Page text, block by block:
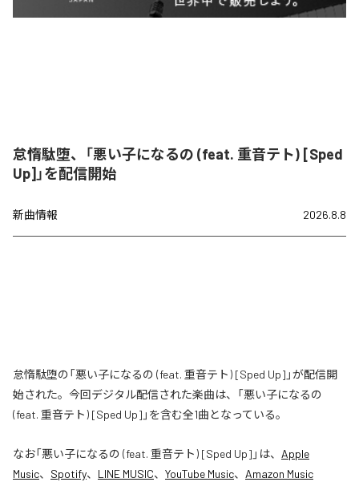
怠惰駄堕、「悪い子になるの (feat. 重音テト) [Sped
Up]」を配信開始
新曲情報 2026.8.8
怠惰駄堕の「悪い子になるの (feat. 重音テト) [Sped Up]」が配信開
始された。今回デジタル配信された楽曲は、「悪い子になるの
(feat. 重音テト) [Sped Up]」を含む全1曲となっている。
なお「悪い子になるの (feat. 重音テト) [Sped Up] 」は、 Apple
Music、 Spotify、 LINE MUSIC、 YouTube Music、 Amazon Music